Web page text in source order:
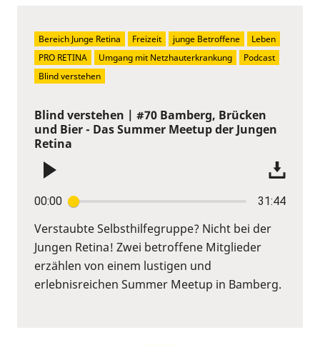
Blind verstehen | #70 Bamberg, Brücken
und Bier - Das Summer Meetup der Jungen
Retina
00:00 31:44
Verstaubte Selbsthilfegruppe? Nicht bei der
Jungen Retina! Zwei betroffene Mitglieder
erzählen von einem lustigen und
erlebnisreichen Summer Meetup in Bamberg.
Bereich Junge Retina Freizeit junge Betroffene
Leben
PRO RETINA
Umgang mit Netzhauterkrankung
Podcast
Blind verstehen